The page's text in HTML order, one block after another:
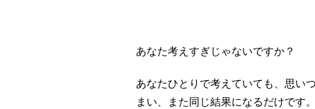
あなた考えすぎじゃないですか？
あなたひとりで考えていても、思い
まい、また同じ結果になるだけです。